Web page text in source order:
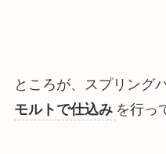
ところが、スプリング
モルトで仕込み を行っ